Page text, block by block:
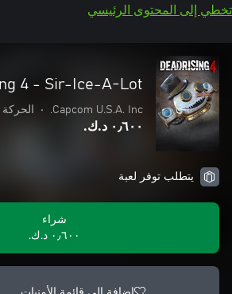
تخطي إلى المحتوى الرئيسي
4 - Sir-Ice-A-Lot
Capcom U.S.A. Inc.
•
٠٫٦٠٠ د.ك.‏
يتطلب توفر لعبة
شراء
٠٫٦٠٠ د.ك.‏